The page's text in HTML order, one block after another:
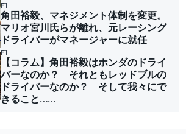
F1
角田裕毅、マネジメント体制を変更。
マリオ宮川氏らが離れ、元レーシング
ドライバーがマネージャーに就任
F1
【コラム】角田裕毅はホンダのドライ
バーなのか？ それともレッドブルの
ドライバーなのか？ そして我々にで
きること……